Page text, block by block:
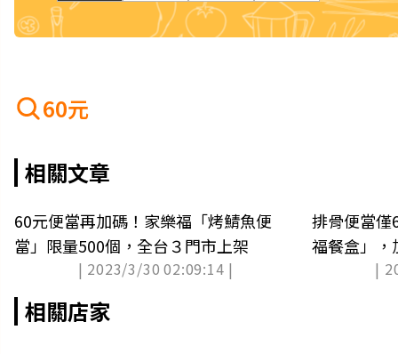
60元
相關文章
60元便當再加碼！家樂福「烤鯖魚便
當」限量500個，全台３門市上架
| 2023/3/30 02:09:14 |
排骨便當僅
福餐盒」，
|
相關店家